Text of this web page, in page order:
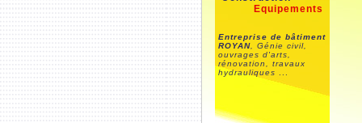
Equipements
Entreprise de bâtiment
ROYAN , Génie civil,
ouvrages d'arts,
rénovation, travaux
hydrauliques